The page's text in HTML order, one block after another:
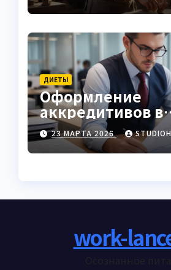
ДИЕТЫ
Оформление
аккредитивов в
международной
торговле
23 МАРТА 2026
work-